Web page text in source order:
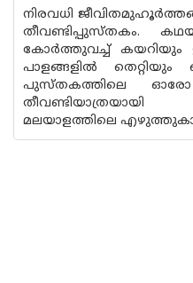
നിരവധി
തീവണ്ടിപ്പുസ്തകം.
കോർത്തുവച്ച് കയറിയും
പാളങ്ങളിൽ
പുസ്തകത്തിലെ
മലയാളത്തിലെ